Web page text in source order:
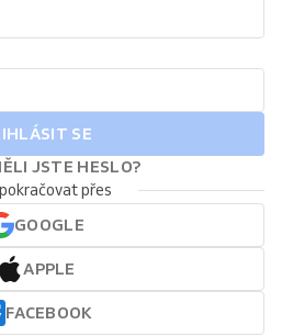
SE
JSTE HESLO?
přes
GOOGLE
APPLE
FACEBOOK